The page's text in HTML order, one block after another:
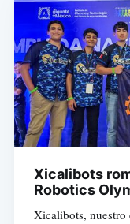
Xicalibots
Robotics
Xicalibots, nuestro